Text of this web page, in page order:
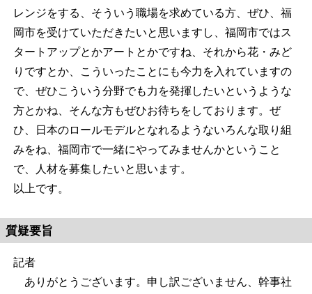
レンジをする、そういう職場を求めている方、ぜひ、福
岡市を受けていただきたいと思いますし、福岡市ではス
タートアップとかアートとかですね、それから花・みど
りですとか、こういったことにも今力を入れていますの
で、ぜひこういう分野でも力を発揮したいというような
方とかね、そんな方もぜひお待ちをしております。ぜ
ひ、日本のロールモデルとなれるようないろんな取り組
みをね、福岡市で一緒にやってみませんかということ
で、人材を募集したいと思います。
以上です。
質疑要旨
記者
ありがとうございます。申し訳ございません、幹事社